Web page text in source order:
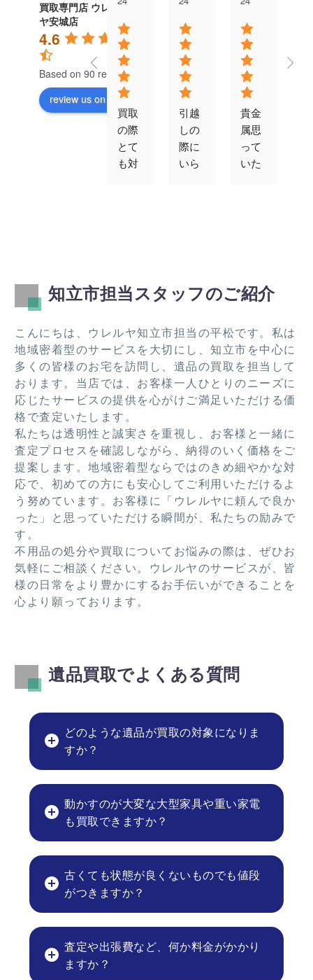
買取専門店 ウレル
ヤ安城店
4.6
Based on 90 reviews
review us on
買取
の際
とて
も対
ばお
した
いで
す！
引越
しの
際に
いら
テレ
棚類
を引
き取
って
いた
あり
がと
うご
ざい
ま
す。
貴金
属思
って
いた
さり
た。
この
度は
あり
がと
ざい
まし
た。
知立市担当スタッフのご紹介
こんにちは、ウレルヤ知立市担当の平松です。私は
地域密着型のサービスを大切にし、知立市を中心に
多くの皆様のお宅を訪問し、遺品の買取を担当して
おります。当店では、お客様一人ひとりのニーズに
応じたサービスの提供を心がけご満足いただける価
格で査定いたします。
私たちは透明性と誠実さを重視し、お客様と一緒に
査定プロセスを確認しながら、納得のいく価格をご
提案します。地域密着型ならではのきめ細やかな対
応で、初めての方にも安心してご利用いただけるよ
う努めています。お客様に「ウレルヤに頼んで良か
った」と思っていただける瞬間が、私たちの励みで
す。
不用品の処分や買取についてお悩みの際は、ぜひお
気軽にご相談ください。ウレルヤのサービスが、皆
様の日常をより豊かにするお手伝いができることを
心より願っております。
遺品買取でよくある質問
どのような遺品が買取の対象になりま
すか？
動かすのが大変な大型家具や重い家電
も買取できますか？
古くても状態が良くないものでも値段
がつきますか？
査定や出張費など、何か料金がかかり
ますか？